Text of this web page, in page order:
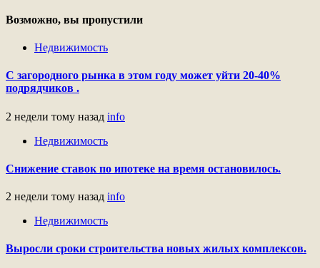
Возможно, вы пропустили
Недвижимость
С загородного рынка в этом году может уйти 20-40%
подрядчиков .
2 недели тому назад info
Недвижимость
Снижение ставок по ипотеке на время остановилось.
2 недели тому назад info
Недвижимость
Выросли сроки строительства новых жилых комплексов.